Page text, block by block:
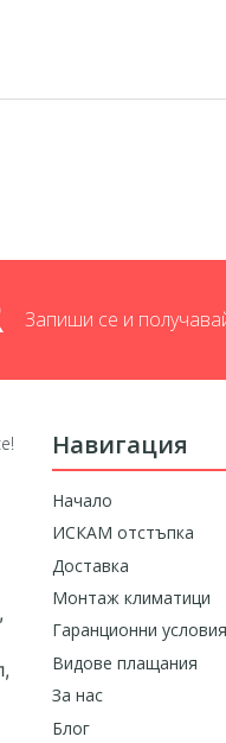
Запиши се и
Навигация
Начало
ИСКАМ отстъпка
Доставка
Монтаж климатици
Гаранционни условия
Видове плащания
За нас
Блог